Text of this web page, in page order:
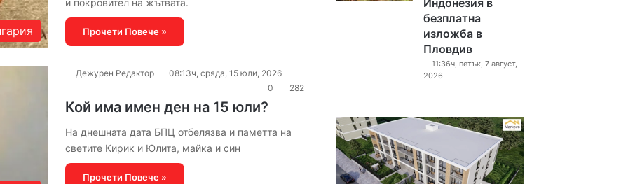
и покровител на жътвата.
Прочети Повече »
Дежурен Редактор
08:13ч, сряда, 15 юли, 2026
0
282
Кой има имен ден на 15 юли?
На днешната дата БПЦ отбелязва и паметта на
светите Кирик и Юлита, майка и син
Прочети Повече »
Индонезия в
безплатна
изложба в
Пловдив
11:36ч, петък, 7 август,
2026